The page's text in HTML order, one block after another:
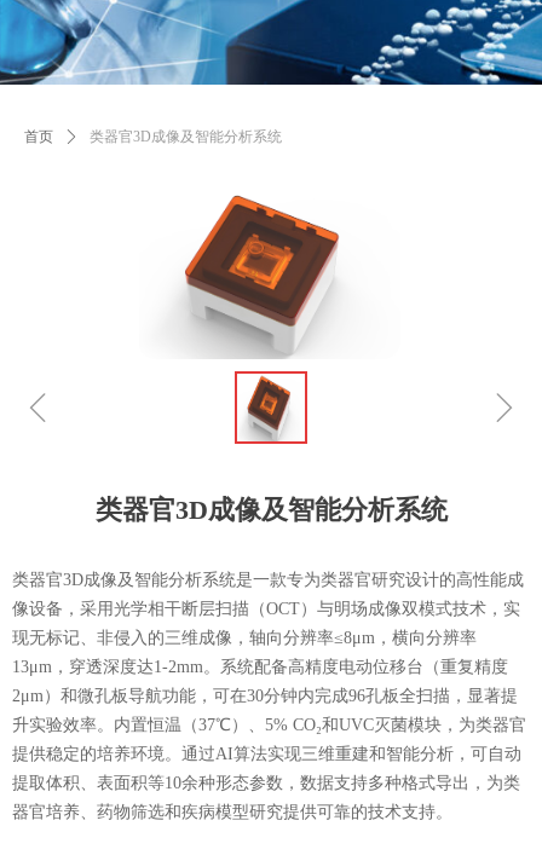
首页 ꄲ 类器官3D成像及智能分析系统
类器官3D成像及智能分析系统
类器官3D成像及智能分析系统是一款专为类器官研究设计的高性能成
像设备，采用光学相干断层扫描（OCT）与明场成像双模式技术，实
现无标记、非侵入的三维成像，轴向分辨率≤8μm，横向分辨率
13μm，穿透深度达1-2mm。系统配备高精度电动位移台（重复精度
2μm）和微孔板导航功能，可在30分钟内完成96孔板全扫描，显著提
升实验效率。内置恒温（37℃）、5% CO₂和UVC灭菌模块，为类器官
提供稳定的培养环境。通过AI算法实现三维重建和智能分析，可自动
提取体积、表面积等10余种形态参数，数据支持多种格式导出，为类
器官培养、药物筛选和疾病模型研究提供可靠的技术支持。
ꁆ ꁇ